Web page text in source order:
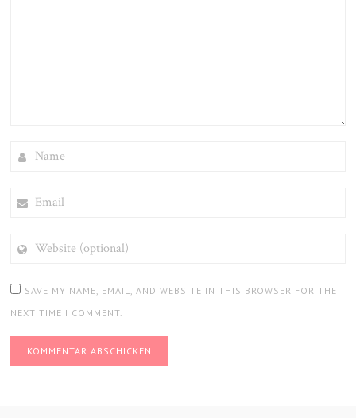
(OPTIONAL)
SAVE MY NAME, EMAIL, AND WEBSITE IN THIS BROWSER FOR THE
NEXT TIME I COMMENT.